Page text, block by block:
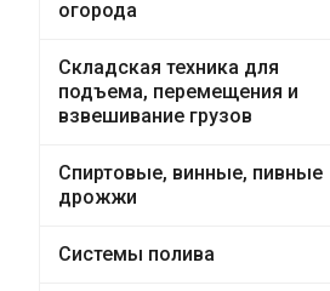
огорода
Складская техника для
подъема, перемещения и
взвешивание грузов
Спиртовые, винные, пивные
дрожжи
Системы полива